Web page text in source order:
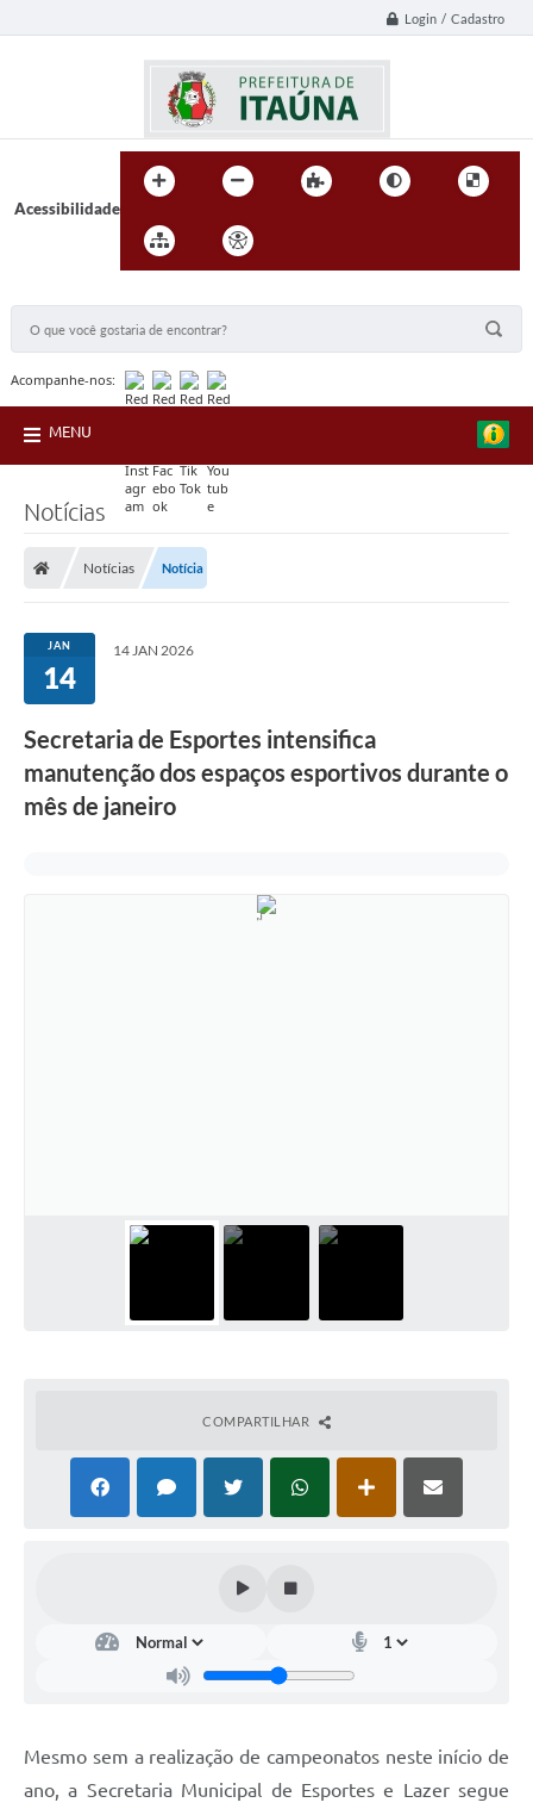
Login / Cadastro
Acessibilidade
Acompanhe-nos:
MENU
Notícias
Notícias Notícia
JAN
14
14 JAN 2026
Secretaria de Esportes intensifica
manutenção dos espaços esportivos durante o
mês de janeiro
COMPARTILHAR
Mesmo sem a realização de campeonatos neste início de
ano, a Secretaria Municipal de Esportes e Lazer segue